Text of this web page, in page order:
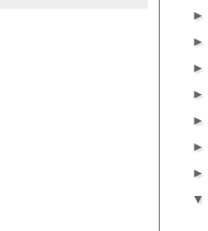
►
►
►
►
►
►
►
▼